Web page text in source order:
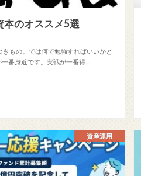
本のオススメ5選
もの。では何で勉強すればいいかと
番身近です。実戦が一番得…
資産運用